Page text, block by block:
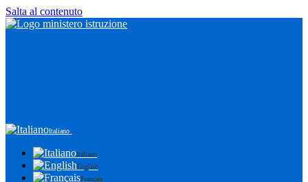
Salta al contenuto
Italiano
Italiano
English
Français